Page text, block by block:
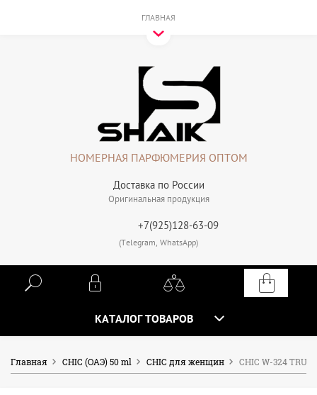
ГЛАВНАЯ
Доставка по России
Оригинальная продукция
НОМЕРНАЯ ПАРФЮМЕРИЯ ОПТОМ
+7(925)128-63-09
(Telegram, WhatsApp)
КАТАЛОГ ТОВАРОВ
Главная CHIC (OAЭ) 50 ml CHIC для женщин CHIC W-324